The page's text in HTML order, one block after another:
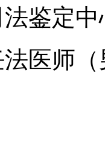
鉴定中
医师